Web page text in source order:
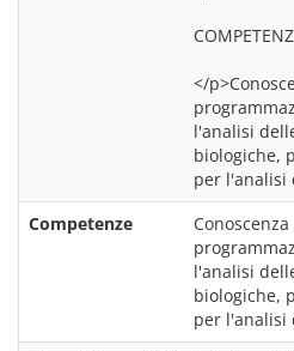
</
l'analisi
biologiche,
per l'analisi
Competenze
l'analisi
biologiche,
per l'analisi